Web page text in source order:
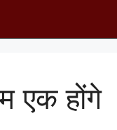
एक होंगे